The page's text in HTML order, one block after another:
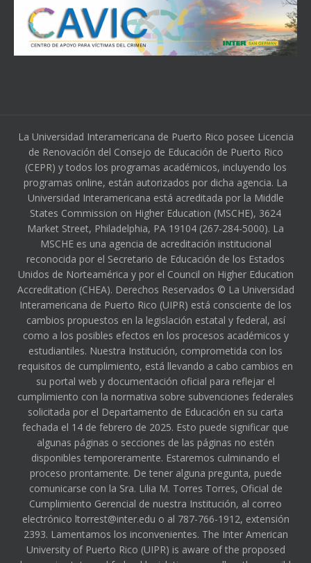
La Universidad Interamericana de Puerto Rico posee Licencia
de Renovación del Consejo de Educación de Puerto Rico
(CEPR) y todos los programas académicos, incluyendo los
programas online, están autorizados por dicha agencia. La
Universidad Interamericana está acreditada por la Middle
States Commission on Higher Education (MSCHE), 3624
Market Street, Philadelphia, PA 19104 (267-284-5000). La
MSCHE es una agencia de acreditación institucional
reconocida por el Secretario de Educación de los Estados
Unidos de Norteamérica y por el Council on Higher Education
Accreditation (CHEA). Derechos Reservados © La Universidad
Interamericana de Puerto Rico (UIPR) está consciente de los
cambios propuestos en la legislación estatal y federal, así
como a los posibles efectos en los procesos académicos y
estudiantiles. Nuestra Institución, comprometida con los
requisitos de cumplimiento, está llevando a cabo cambios en
su portal web y documentación oficial para reflejar el
cumplimiento con la normativa sobre subvenciones federales
solicitada por el Departamento de Educación en su carta
fechada el 14 de febrero de 2025. Esto puede significar que
algunas páginas o secciones de las páginas no estén
disponibles temporeramente. Estaremos culminando el
proceso prontamente. De tener alguna pregunta, puede
comunicarse con la Sra. Lilia M. Torres Torres, Oficial de
Cumplimiento Gerencial de nuestra Institución, al correo
electrónico ltorrest@inter.edu o al 787-766-1912, extensión
2393. Lamentamos los inconvenientes. The Inter American
University of Puerto Rico (UIPR) is aware of the proposed